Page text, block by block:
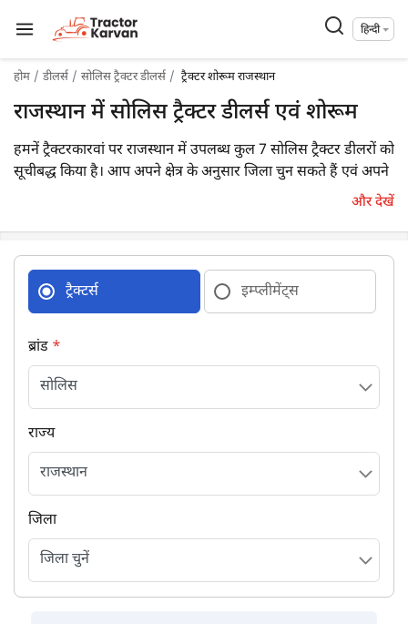
हिन्दी
होम डीलर्स सोलिस ट्रैक्टर डीलर्स ट्रैक्टर शोरूम राजस्थान
राजस्थान में सोलिस ट्रैक्टर डीलर्स एवं शोरूम
हमनें ट्रैक्टरकारवां पर राजस्थान में उपलब्ध कुल 7 सोलिस ट्रैक्टर डीलरों को
सूचीबद्ध किया है। आप अपने क्षेत्र के अनुसार जिला चुन सकते हैं एवं अपने
और देखें
ट्रैक्टर्स इम्प्लीमेंट्स
ब्रांड *
राज्य
जिला